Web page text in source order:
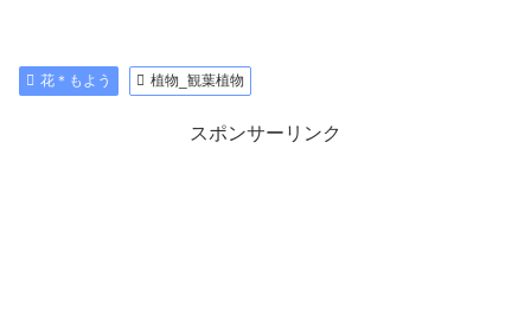
花＊もよう 植物_観葉植物
スポンサーリンク